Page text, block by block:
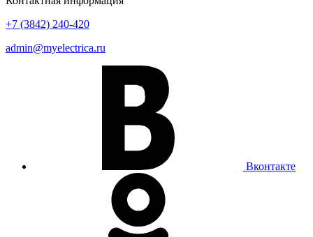
+7 (3842) 240-420
admin@myelectrica.ru
Вконтакте